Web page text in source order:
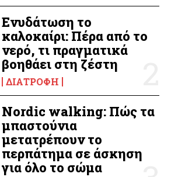
Ενυδάτωση το
καλοκαίρι: Πέρα από το
νερό, τι πραγματικά
βοηθάει στη ζέστη
ΔΙΑΤΡΟΦΉ
Nordic walking: Πώς τα
μπαστούνια
μετατρέπουν το
περπάτημα σε άσκηση
για όλο το σώμα